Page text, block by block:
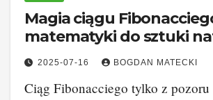
Magia ciągu
matematyki do sztuki
2025-07-16 BOGDAN MATECKI
Ciąg Fibonacciego tylko z pozoru